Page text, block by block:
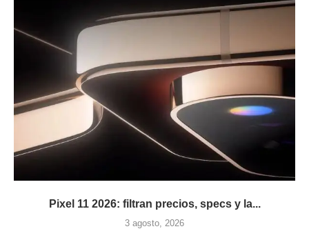
Pixel 11 2026: filtran precios, specs y la...
3 agosto, 2026